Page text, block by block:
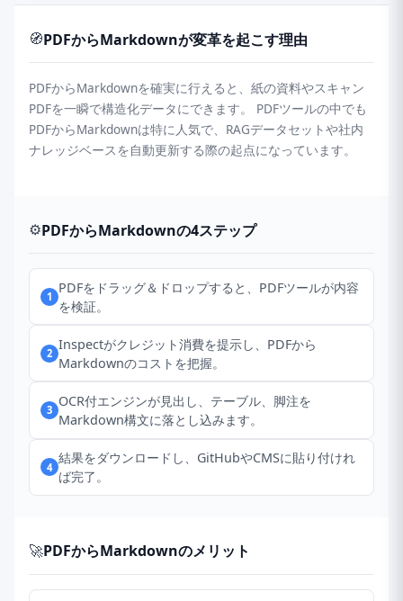
🧭PDFからMarkdownが変革を起こす理由
PDFからMarkdownを確実に行えると、紙の資料やスキャン
PDFを一瞬で構造化データにできます。 PDFツールの中でも
PDFからMarkdownは特に人気で、RAGデータセットや社内
ナレッジベースを自動更新する際の起点になっています。
⚙️PDFからMarkdownの4ステップ
1
PDFをドラッグ＆ドロップすると、PDFツールが内容
を検証。
2
Inspectがクレジット消費を提示し、PDFから
Markdownのコストを把握。
3
OCR付エンジンが見出し、テーブル、脚注を
Markdown構文に落とし込みます。
4
結果をダウンロードし、GitHubやCMSに貼り付けれ
ば完了。
🚀PDFからMarkdownのメリット